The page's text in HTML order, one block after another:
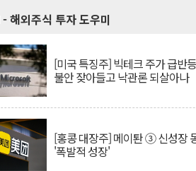
- 해외주식 투자 도우미
[미국 특징주] 빅테크 주가 급반
불안 잦아들고 낙관론 되살아나
[홍콩 대장주] 메이퇀 ③ 신성장
'폭발적 성장'